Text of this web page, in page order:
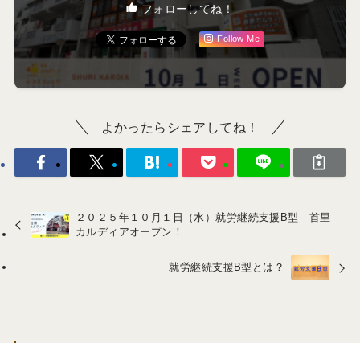
フォローしてね！
Follow Me
よかったらシェアしてね！
２０２５年１０月１日（水）就労継続支援B型 首里
カルディアオープン！
就労継続支援B型とは？